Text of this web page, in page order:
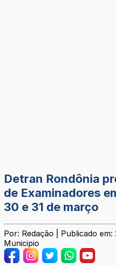
Detran Rondônia
de Examinadores
30 e 31 de março
Por: Redação | Publicado
Municipio